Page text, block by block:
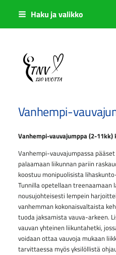
Siirry
sisältöön
Haku ja valikko
Sivuston etusivulle
Vanhempi-
Vanhempi-vauvajumppa (2-11kk)
Vanhempi-vauvajumpassa
palaamaan liikunnan pariin
koostuu monipuolisista
Tunnilla opetellaan treenaamaan
nousujohteisesti lempein
vanhemman kokonaisvaltaista
tuoda jaksamista vauva-arkeen.
vauvan yhteinen liikuntahetki,
voidaan ottaa vauvoja mukaan
tarvittaessa myös yksilöllistä